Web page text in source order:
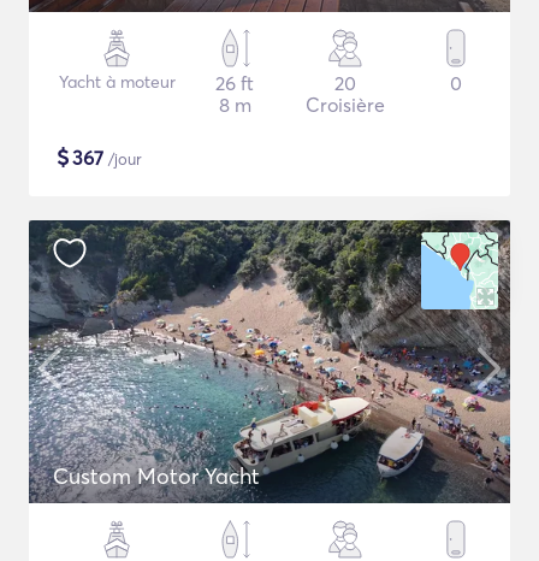
Yacht à moteur
26 ft
8 m
20
Croisière
0
$367 /jour
Custom Motor Yacht